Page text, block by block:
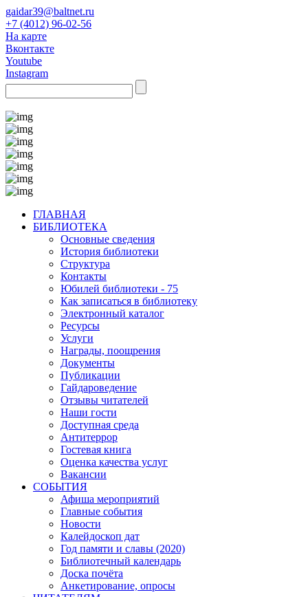
gaidar39@baltnet.ru
+7 (4012) 96-02-56
На карте
Вконтакте
Youtube
Instagram
ГЛАВНАЯ
БИБЛИОТЕКА
Основные сведения
История библиотеки
Структура
Контакты
Юбилей библиотеки - 75
Как записаться в библиотеку
Электронный каталог
Ресурсы
Услуги
Награды, поощрения
Документы
Публикации
Гайдароведение
Отзывы читателей
Наши гости
Доступная среда
Антитеррор
Гостевая книга
Оценка качества услуг
Вакансии
СОБЫТИЯ
Афиша мероприятий
Главные события
Новости
Калейдоскоп дат
Год памяти и славы (2020)
Библиотечный календарь
Доска почёта
Анкетирование, опросы